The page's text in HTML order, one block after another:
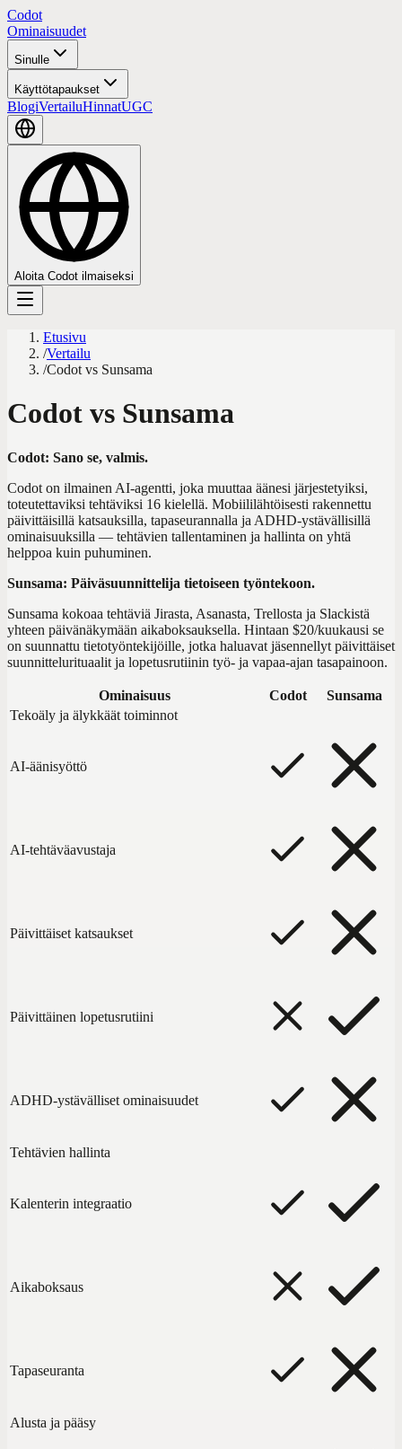
Codot
Ominaisuudet
Sinulle
Käyttötapaukset
BlogiVertailuHinnatUGC
Aloita Codot ilmaiseksi
Etusivu
/Vertailu
/Codot vs Sunsama
Codot vs Sunsama
Codot: Sano se, valmis.
Codot on ilmainen AI-agentti, joka muuttaa äänesi järjestetyiksi,
toteutettaviksi tehtäviksi 16 kielellä. Mobiililähtöisesti rakennettu
päivittäisillä katsauksilla, tapaseurannalla ja ADHD-ystävällisillä
ominaisuuksilla — tehtävien tallentaminen ja hallinta on yhtä
helppoa kuin puhuminen.
Sunsama: Päiväsuunnittelija tietoiseen työntekoon.
Sunsama kokoaa tehtäviä Jirasta, Asanasta, Trellosta ja Slackistä
yhteen päivänäkymään aikaboksauksella. Hintaan $20/kuukausi se
on suunnattu tietotyöntekijöille, jotka haluavat jäsennellyt päivittäiset
suunnittelurituaalit ja lopetusrutiinin työ- ja vapaa-ajan tasapainoon.
Ominaisuus Codot
Sunsama
Tekoäly ja älykkäät toiminnot
AI-äänisyöttö
AI-tehtäväavustaja
Päivittäiset katsaukset
Päivittäinen lopetusrutiini
ADHD-ystävälliset ominaisuudet
Tehtävien hallinta
Kalenterin integraatio
Aikaboksaus
Tapaseuranta
Alusta ja pääsy